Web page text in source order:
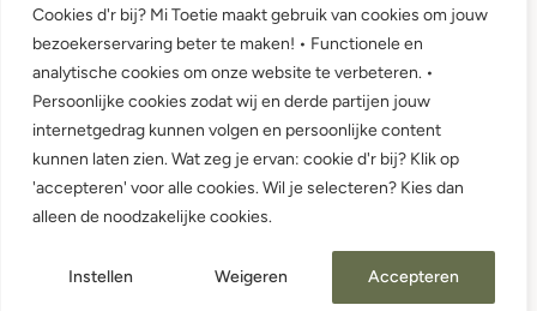
Cookies d'r bij? Mi Toetie maakt gebruik van cookies om jouw
bezoekerservaring beter te maken! • Functionele en
analytische cookies om onze website te verbeteren. •
Persoonlijke cookies zodat wij en derde partijen jouw
internetgedrag kunnen volgen en persoonlijke content
kunnen laten zien. Wat zeg je ervan: cookie d'r bij? Klik op
'accepteren' voor alle cookies. Wil je selecteren? Kies dan
alleen de noodzakelijke cookies.
Instellen Weigeren Accepteren
Algemene voorwaarden •
© 2026 Mi Toetie Babykleding en Kinderkleding